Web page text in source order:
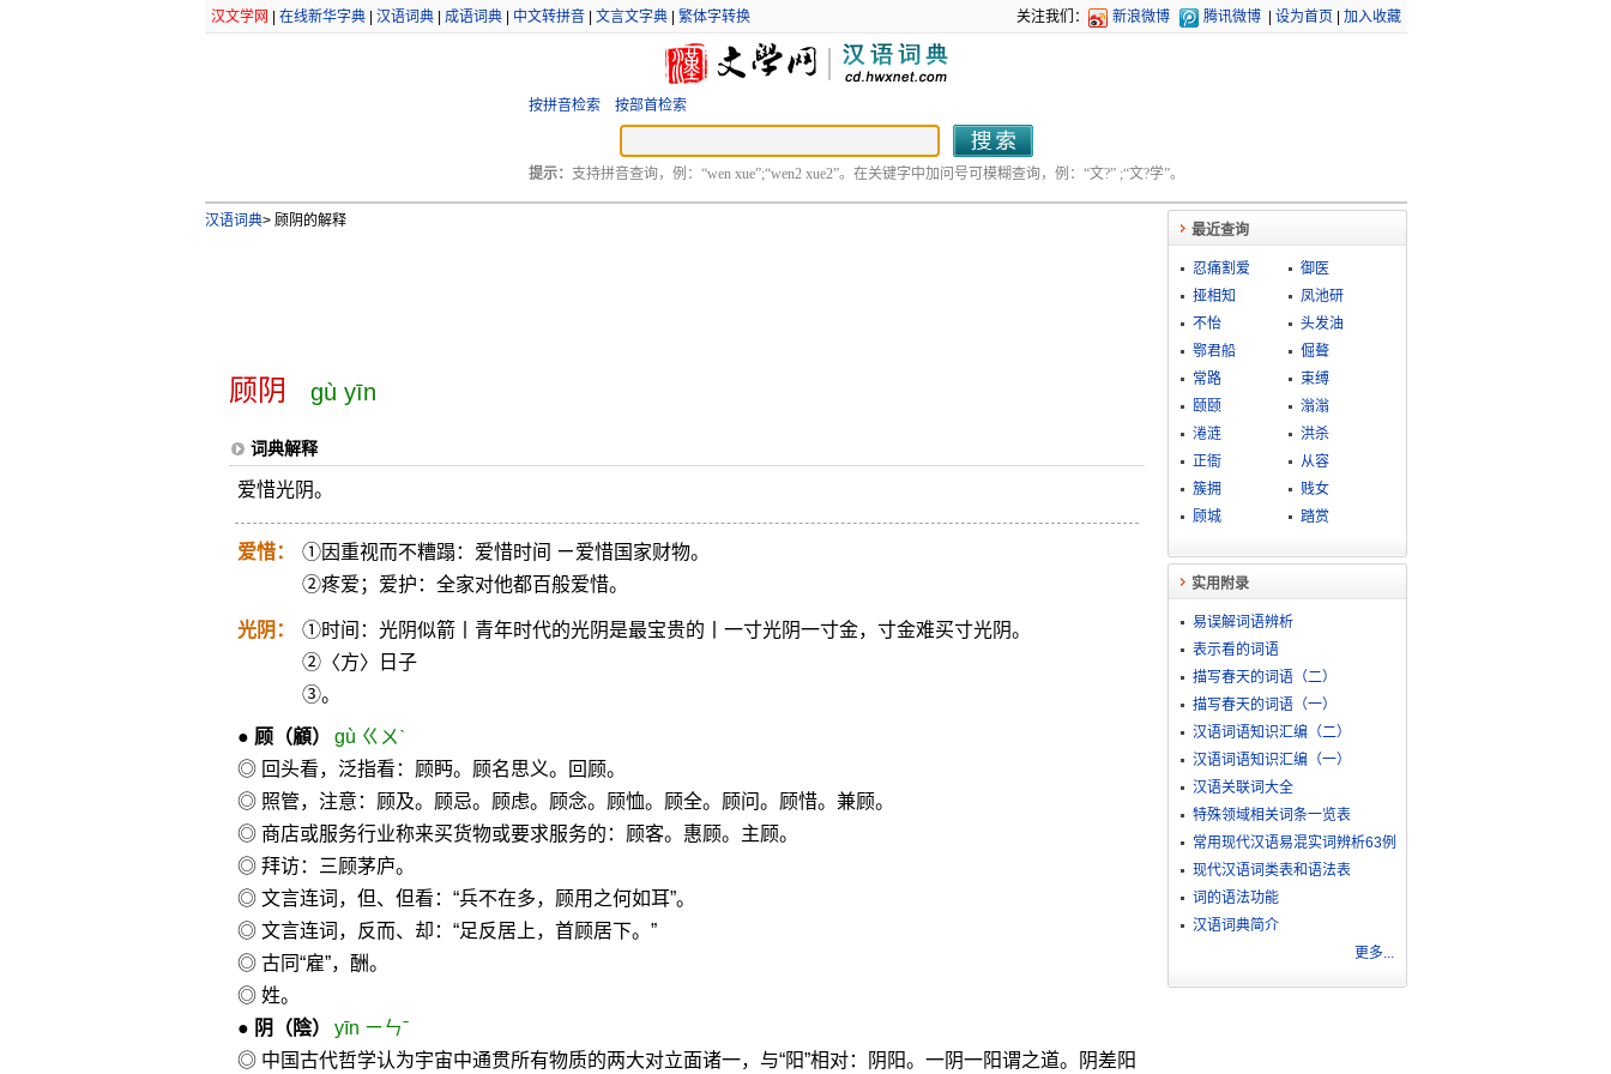
汉文学网 在线新华字典| 汉语词典| 成语词典| 中文转拼音| 文言文字典| 繁体字转换 关注我们： 新浪微博 腾讯微博 设为首页 加入收藏
按拼音检索 按部首检索
提示： 支持拼音查询，例：“wen xue”;“wen2 xue2”。在关键字中加问号可模糊查询，例：“文?” ;“文?学”。
汉语词典>顾阴的解释
顾阴 gù yīn
词典解释
爱惜光阴。
爱惜：
①因重视而不糟蹋：爱惜时间 ㄧ爱惜国家财物。
②疼爱；爱护：全家对他都百般爱惜。
光阴：
①时间：光阴似箭丨青年时代的光阴是最宝贵的丨一寸光阴一寸金，寸金难买寸光阴。
②〈方〉日子
③。
● 顾（顧）
gù ㄍㄨˋ
◎ 回头看，泛指看：顾眄。顾名思义。回顾。
◎ 照管，注意：顾及。顾忌。顾虑。顾念。顾恤。顾全。顾问。顾惜。兼顾。
◎ 商店或服务行业称来买货物或要求服务的：顾客。惠顾。主顾。
◎ 拜访：三顾茅庐。
◎ 文言连词，但、但看：“兵不在多，顾用之何如耳”。
◎ 文言连词，反而、却：“足反居上，首顾居下。”
◎ 古同“雇”，酬。
◎ 姓。
● 阴 （陰）
yīn ㄧㄣˉ
◎ 中国古代哲学认为宇宙中通贯所有物质的两大对立面诸一，与“阳”相对：阴阳。一阴一阳谓之道。阴差阳
最近查询
忍痛割爱
御医
挜相知
凤池研
不怡
头发油
鄂君船
倔聱
常路
束缚
颐颐
滃滃
淃涟
洪杀
正衙
从容
簇拥
贱女
顾城
踏赏
实用附录
易误解词语辨析
表示看的词语
描写春天的词语（二）
描写春天的词语（一）
汉语词语知识汇编（二）
汉语词语知识汇编（一）
汉语关联词大全
特殊领域相关词条一览表
常用现代汉语易混实词辨析63例
现代汉语词类表和语法表
词的语法功能
汉语词典简介
更多...